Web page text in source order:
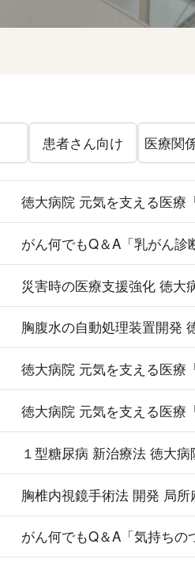
患者さん向け 医療関
徳大病院 元気を支える医療
がん何でもQ＆A「乳がん診
災害時の医療支援強化 徳大
胸腹水の自動処理装置開発
徳大病院 元気を支える医療
徳大病院 元気を支える医療
１型糖尿病 新治療法 徳大
胸椎内視鏡手術法 開発 局所
がん何でもQ＆A「気持ちの